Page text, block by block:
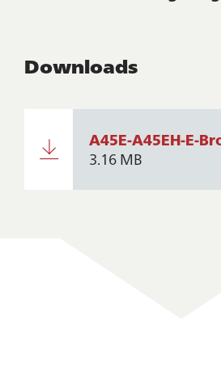
Downloads
3.16 MB